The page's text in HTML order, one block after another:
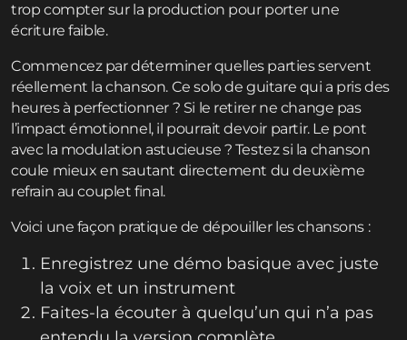
trop compter sur la production pour porter une
écriture faible.
Commencez par déterminer quelles parties servent
réellement la chanson. Ce solo de guitare qui a pris des
heures à perfectionner ? Si le retirer ne change pas
l’impact émotionnel, il pourrait devoir partir. Le pont
avec la modulation astucieuse ? Testez si la chanson
coule mieux en sautant directement du deuxième
refrain au couplet final.
Voici une façon pratique de dépouiller les chansons :
Enregistrez une démo basique avec juste
la voix et un instrument
Faites-la écouter à quelqu’un qui n’a pas